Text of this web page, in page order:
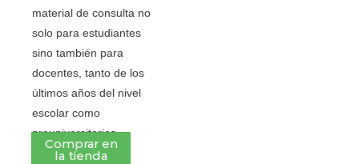
material de consulta no
solo para estudiantes
sino también para
docentes, tanto de los
últimos años del nivel
escolar como
preuniversitarios.
Comprar en
la tienda